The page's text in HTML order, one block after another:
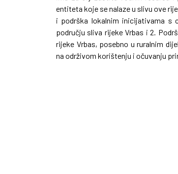
entiteta koje se nalaze u slivu ove
i podrška lokalnim inicijativama s
području sliva rijeke Vrbas i 2.
rijeke Vrbas, posebno u ruralnim
na održivom korištenju i očuvanju